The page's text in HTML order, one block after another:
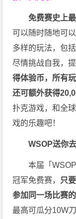
免费赛史上
可以随时随地可
多样的玩法，包
尽情挑战自我，
得体验币，所有
还可额外获得
扑克游戏，和全
戏的乐趣吧！
WSOP送你
本届「
冠军免费赛， 只
参加同一场比赛
最高可瓜分10W